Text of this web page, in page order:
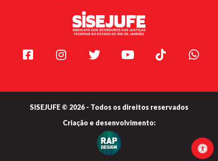
Facebook Instagram Twitter Youtube TikTok
SISEJUFE © 2026 - Todos os direitos reservados
Criação e desenvolvimento: